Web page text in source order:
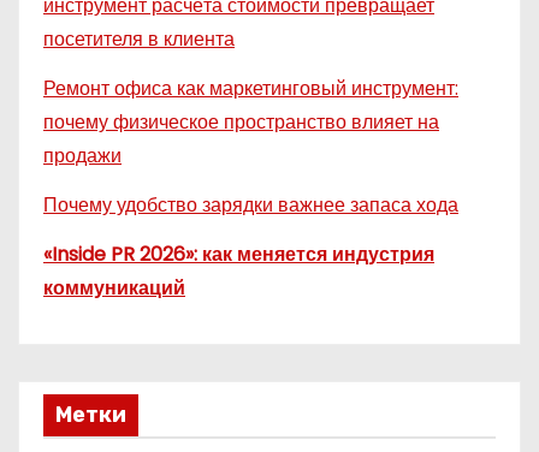
инструмент расчёта стоимости превращает
посетителя в клиента
Ремонт офиса как маркетинговый инструмент:
почему физическое пространство влияет на
продажи
Почему удобство зарядки важнее запаса хода
«Inside PR 2026»: как меняется индустрия
коммуникаций
Метки